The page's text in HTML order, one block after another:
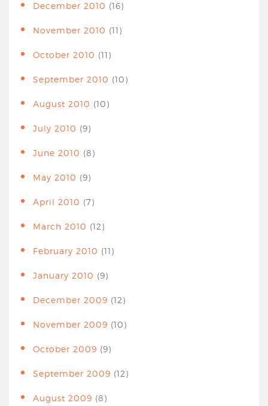
December 2010 (16)
November 2010 (11)
October 2010 (11)
September 2010 (10)
August 2010 (10)
July 2010 (9)
June 2010 (8)
May 2010 (9)
April 2010 (7)
March 2010 (12)
February 2010 (11)
January 2010 (9)
December 2009 (12)
November 2009 (10)
October 2009 (9)
September 2009 (12)
August 2009 (8)